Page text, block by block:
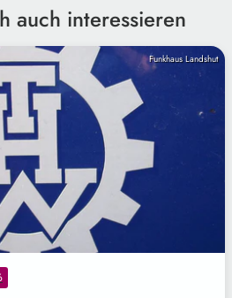
auch interessieren
Funkhaus Landshut